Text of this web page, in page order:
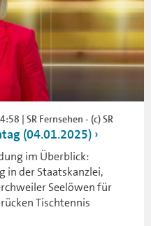
| SR Fernsehen - (c) SR
(04.01.2025)
im Überblick:
in der Staatskanzlei,
Seelöwen für
Tischtennis